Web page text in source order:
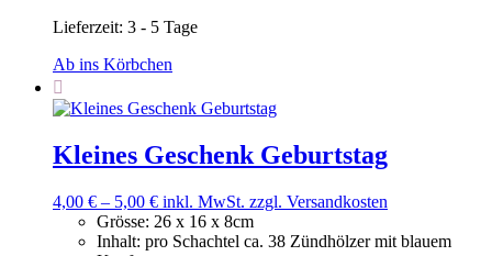
Lieferzeit: 3 - 5 Tage
Ab ins Körbchen
Kleines Geschenk Geburtstag
4,00 € – 5,00 € inkl. MwSt. zzgl. Versandkosten
Grösse: ‎26 x 16 x 8cm
Inhalt: pro Schachtel ca. 38 Zündhölzer mit blauem